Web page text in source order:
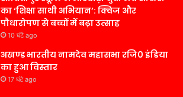
का ‘शिक्षा साथी अभियान’: क्विज और
पौधारोपण से बच्चों में बढ़ा उत्साह
10 घंटे ago
अखण्ड भारतीय नामदेव महासभा रजि0 इंडिया
का हुआ विस्तार
17 घंटे ago